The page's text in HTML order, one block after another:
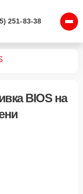
251-83-38
BIOSна